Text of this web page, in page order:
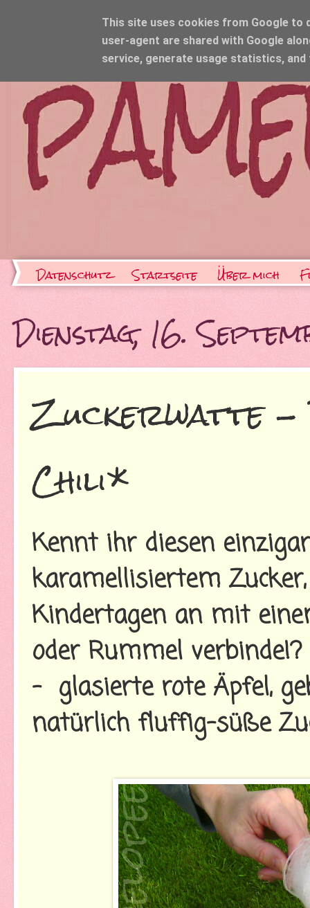
Datenschutz Startseite Über mich
Dienstag, 16.
Zuckerwatte -
Chili*
Kennt ihr diesen
karamellisiertem
Kindertagen an mit
oder Rummel verbinde!?
- glasierte rote Äpfel,
natürlich fluffig-süße
This site uses cookies from Google to
user-agent are shared with Google
service, generate usage statistics,